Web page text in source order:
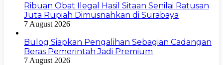
Ribuan Obat Ilegal Hasil Sitaan Senilai Ratusan
Juta Rupiah Dimusnahkan di Surabaya
7 August 2026
Bulog Siapkan Pengalihan Sebagian Cadangan
Beras Pemerintah Jadi Premium
7 August 2026